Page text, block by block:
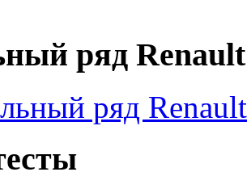
ряд Renault
ряд Renault